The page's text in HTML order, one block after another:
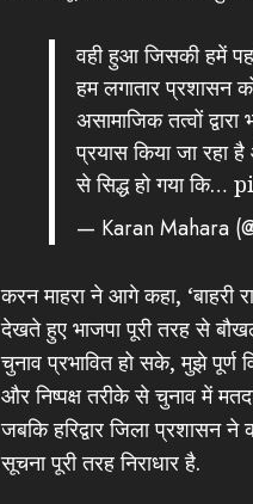
वही हुआ जिसकी हमें
हम लगातार प्रशासन
असामाजिक तत्वों
प्रयास किया जा रहा
से सिद्ध हो गया कि…
— Karan Mahara
करन माहरा ने आगे कहा, ‘बाहरी
देखते हुए भाजपा पूरी तरह से
चुनाव प्रभावित हो सके, मुझे पूर्ण
और निष्पक्ष तरीके से चुनाव में
जबकि हरिद्वार जिला प्रशासन
सूचना पूरी तरह निराधार है.